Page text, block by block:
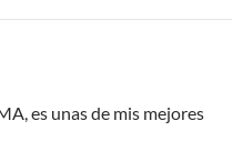
es unas de mis mejores